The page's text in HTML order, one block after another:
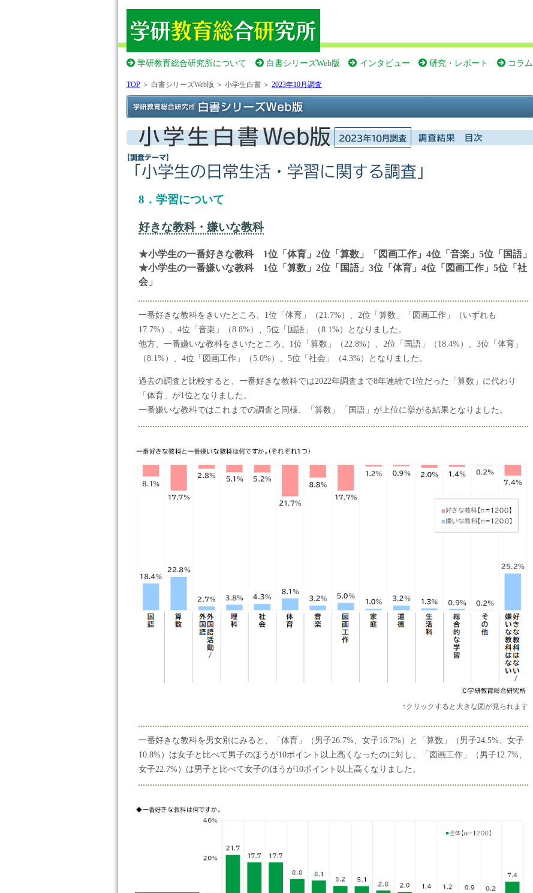
学研教育総合研究所について 白書シリーズWeb版 インタビュー 研究・レポート コラム
TOP ＞ 白書シリーズWeb版 ＞ 小学生白書 ＞ 2023年10月調査
8．学習について
好きな教科・嫌いな教科
★小学生の一番好きな教科 1位「体育」2位「算数」「図画工作」4位「音楽」5位「国語」
★小学生の一番嫌いな教科 1位「算数」2位「国語」3位「体育」4位「図画工作」5位「社
会」
一番好きな教科をきいたところ、1位「体育」（21.7%）、2位「算数」「図画工作」（いずれも
17.7%）、4位「音楽」（8.8%）、5位「国語」（8.1%）となりました。
他方、一番嫌いな教科をきいたところ、1位「算数」（22.8%）、2位「国語」（18.4%）、3位「体育」
（8.1%）、4位「図画工作」（5.0%）、5位「社会」（4.3%）となりました。
過去の調査と比較すると、一番好きな教科では2022年調査まで8年連続で1位だった「算数」に代わり
「体育」が1位となりました。
一番嫌いな教科ではこれまでの調査と同様、「算数」「国語」が上位に挙がる結果となりました。
↑クリックすると大きな図が見られます
一番好きな教科を男女別にみると、「体育」（男子26.7%、女子16.7%）と「算数」（男子24.5%、女子
10.8%）は女子と比べて男子のほうが10ポイント以上高くなったのに対し、「図画工作」（男子12.7%、
女子22.7%）は男子と比べて女子のほうが10ポイント以上高くなりました。